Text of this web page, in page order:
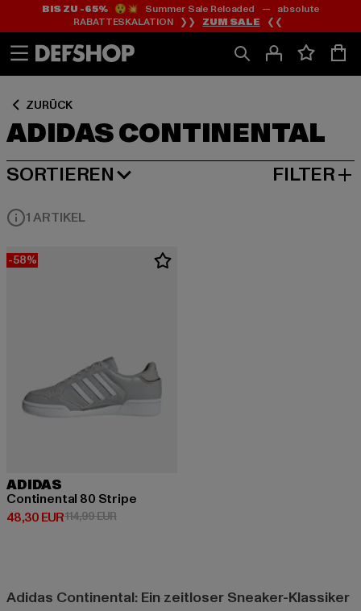
Zum
Inhalt
springen
Zum
Fußzeile
springen
BIS ZU -65%😲💥 Summer Sale Reloaded — absolute
RABATTESKALATION ❯❯ ZUM SALE ❮❮
ZURÜCK
ADIDAS CONTINENTAL
Zum
Produktraster
springen
SORTIEREN
BELIEBTESTE FILTER
1 ARTIKEL
-58%
ADIDAS
Continental 80 Stripe
48,30 EUR
Derzeitiger Preis: 48,30 EUR
114,99 EURAktionspreis: 114,99 EUR
Adidas Continental: Ein zeitloser Sneaker-Klassiker